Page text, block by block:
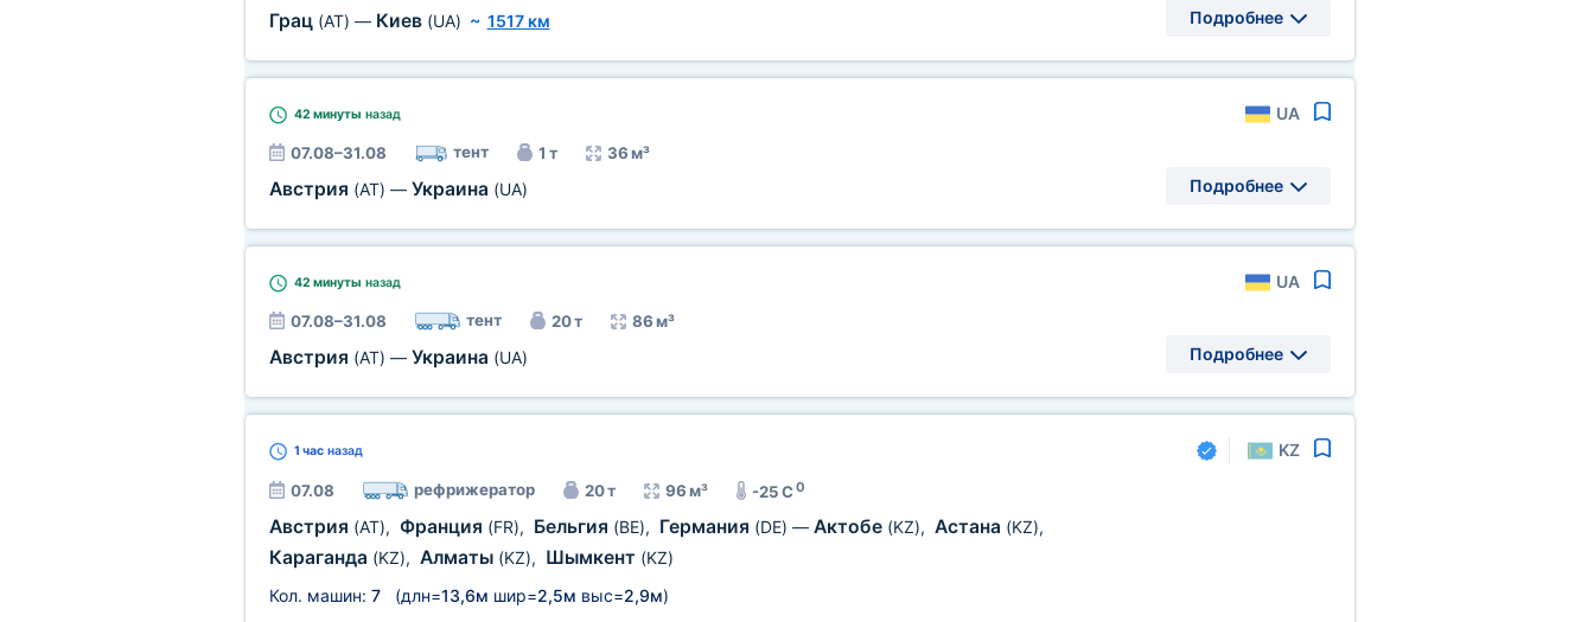
Грац (AT) — Киев (UA) ~ 1517 км Подробнее
42 минуты назад UA
07.08–31.08 тент 1 т 36 м³
Австрия (AT) — Украина (UA) Подробнее
42 минуты назад UA
07.08–31.08 тент 20 т 86 м³
Австрия (AT) — Украина (UA) Подробнее
1 часназад KZ
07.08 рефрижератор 20 т 96 м³ -25 C0
Австрия (AT), Франция (FR), Бельгия (BE), Германия (DE) — Актобе (KZ), Астана (KZ),
Караганда (KZ), Алматы (KZ), Шымкент (KZ)
Кол. машин: 7(длн=13,6м шир=2,5м выс=2,9м)